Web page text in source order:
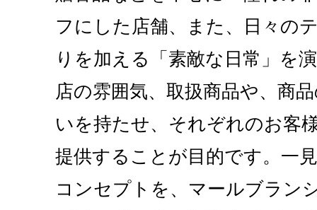
フにした店舗、また、日々の
りを加える「素敵な日常」を
店の雰囲気、取扱商品や、商
いを持たせ、それぞれのお客
提供することが目的です。一
コンセプトを、マールブラン